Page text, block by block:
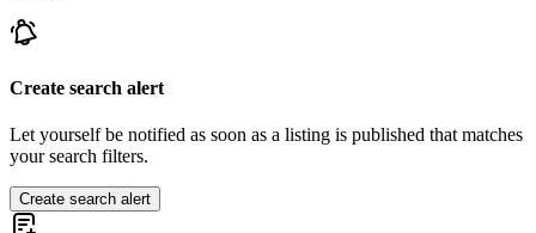
Create search alert
Let yourself be notified as soon as a listing is published that matches
your search filters.
Create search alert